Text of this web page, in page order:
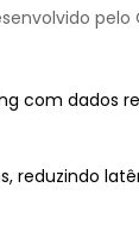
pelo
com dados
reduzindo